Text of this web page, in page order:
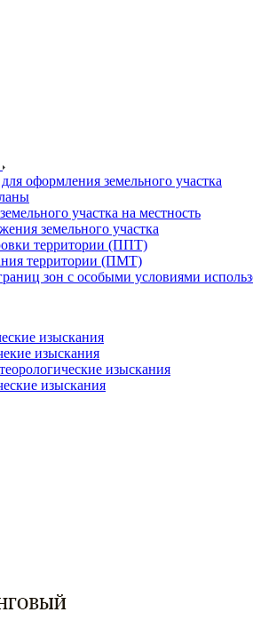
оформления земельного участка
участка на местность
земельного участка
территории (ППТ)
территории (ПМТ)
зон с особыми условиями
изыскания
изыскания
изыскания
изыскания